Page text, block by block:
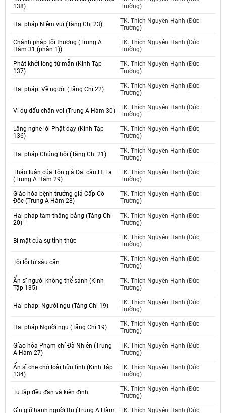
138)
Trường)
Hai pháp Niềm vui (Tăng Chi 23)
TK. Thích Nguyên Hạnh (Đức
Trường)
Chánh pháp tối thượng (Trung A
Hàm 31 (phần 1))
TK. Thích Nguyên Hạnh (Đức
Trường)
Phát khởi lòng từ mẫn (Kinh Tập
137)
TK. Thích Nguyên Hạnh (Đức
Trường)
Hai pháp: Về người (Tăng Chi 22)
TK. Thích Nguyên Hạnh (Đức
Trường)
Ví dụ dấu chân voi (Trung A Hàm 30)
TK. Thích Nguyên Hạnh (Đức
Trường)
Lắng nghe lời Phật dạy (Kinh Tập
136)
TK. Thích Nguyên Hạnh (Đức
Trường)
Hai pháp Chúng hội (Tăng Chi 21)
TK. Thích Nguyên Hạnh (Đức
Trường)
Thảo luận của Tôn giả Đại câu Hi La
(Trung A Hàm 29)
TK. Thích Nguyên Hạnh (Đức
Trường)
Giáo hóa bệnh trưởng giả Cấp Cô
Độc (Trung A Hàm 28)
TK. Thích Nguyên Hạnh (Đức
Trường)
Hai pháp tâm thăng bằng (Tăng Chi
20)_
TK. Thích Nguyên Hạnh (Đức
Trường)
Bí mật của sự tỉnh thức
TK. Thích Nguyên Hạnh (Đức
Trường)
Tội lỗi từ sáu căn
TK. Thích Nguyên Hạnh (Đức
Trường)
Ẩn sĩ người không thể sánh (Kinh
Tập 135)
TK. Thích Nguyên Hạnh (Đức
Trường)
Hai pháp: Người ngu (Tăng Chi 19)
TK. Thích Nguyên Hạnh (Đức
Trường)
Hai pháp Người ngu (Tăng Chi 19)
TK. Thích Nguyên Hạnh (Đức
Trường)
Gíao hóa Phạm chí Đà Nhiên (Trung
A Hàm 27)
TK. Thích Nguyên Hạnh (Đức
Trường)
Ẩn sĩ che chở loài hữu tình (Kinh Tập
134)
TK. Thích Nguyên Hạnh (Đức
Trường)
Tu tập đều đăn và kiên định
TK. Thích Nguyên Hạnh (Đức
Trường)
Gìn giữ hạnh người ttu (Trung A Hàm
TK. Thích Nguyên Hạnh (Đức